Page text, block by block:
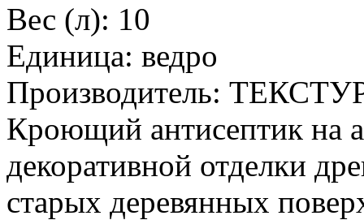
Вес (л): 10
Единица: ведро
Производитель:
Кроющий антисептик на
декоративной отделки
старых деревянных